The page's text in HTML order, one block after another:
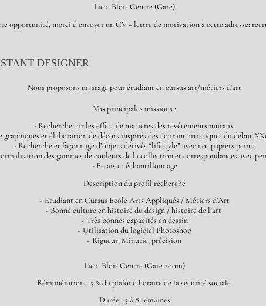
Lieu: Blois Centre (Gare)
opportunité, merci d’envoyer un CV + lettre de motivation à cette adresse:
DESIGNER
Nous proposons un stage pour étudiant en cursus art/métiers d'art
Vos principales missions :
- Recherche sur les effets de matières des revêtements muraux
graphiques et élaboration de décors inspirés des courant artistiques du début
- Recherche et façonnage d’objets dérivés “lifestyle” avec nos papiers peints
des gammes de couleurs de la collection et correspondances avec
- Essais et échantillonnage
Description du profil recherché
- Etudiant en Cursus Ecole Arts Appliqués / Métiers d’Art
- Bonne culture en histoire du design / histoire de l’art
- Très bonnes capacités en dessin
- Utilisation du logiciel Photoshop
- Rigueur, Minutie, précision
Lieu: Blois Centre (Gare 200m)
Rémunération: 15 % du plafond horaire de la sécurité sociale
Durée : 5 à 8 semaines